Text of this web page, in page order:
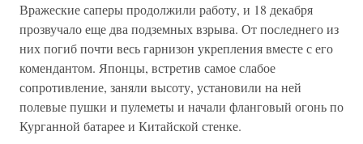
Вражеские саперы продолжили работу, и 18 декабря
прозвучало еще два подземных взрыва. От последнего из
них погиб почти весь гарнизон укрепления вместе с его
комендантом. Японцы, встретив самое слабое
сопротивление, заняли высоту, установили на ней
полевые пушки и пулеметы и начали фланговый огонь по
Курганной батарее и Китайской стенке.